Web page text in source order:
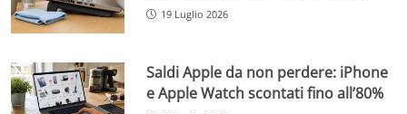
19 Luglio 2026
Saldi Apple da non perdere: iPhone
e Apple Watch scontati fino all’80%